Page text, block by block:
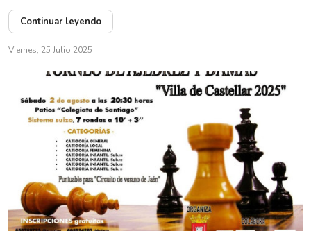
Continuar leyendo
Viernes, 25 Julio 2025